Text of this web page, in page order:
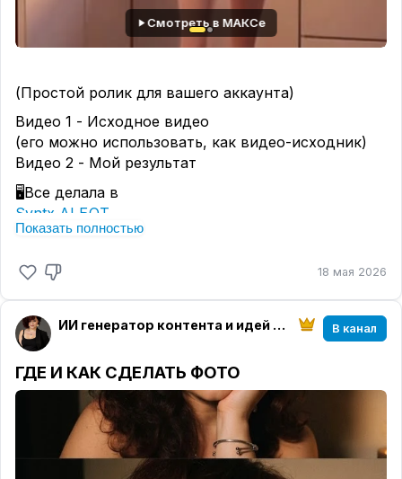
Смотреть в МАКСе
(Простой ролик для вашего аккаунта)
Видео 1 - Исходное видео
(его можно использовать, как видео-исходник)
Видео 2 - Мой результат
🖥Все делала в
Syntx AI БОТ
Промпты:
Для фото:
Take the person from the uploaded photo, preserve
their
appearance, facial features, and identity as closely as
possible, then transform them into a high-quality
Pixar/Disney 3D CGI animated character render.
Keep the person's facial features recognizable but
stylized in Pixar animation style.
Character mood: just woke up, extremely sleepy and
Показать полностью
18 мая 2026
ИИ генератор контента и идей || нейросети с Ириной В канал
ГДЕ И КАК СДЕЛАТЬ ФОТО